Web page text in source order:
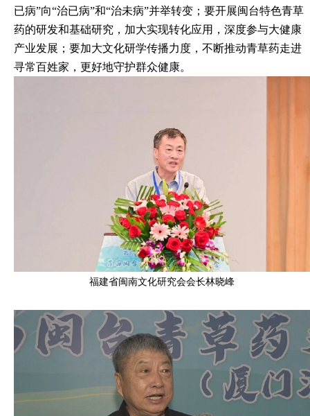
已病”向“治已病”和“治未病”并举转变；要开展闽台特色青草
药的研发和基础研究，加大实现转化应用，深度参与大健康
产业发展；要加大文化研学传播力度，不断推动青草药走进
寻常百姓家，更好地守护群众健康。
福建省闽南文化研究会会长林晓峰